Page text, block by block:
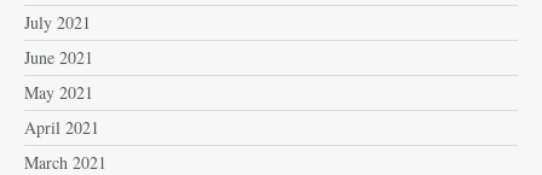
July 2021
June 2021
May 2021
April 2021
March 2021